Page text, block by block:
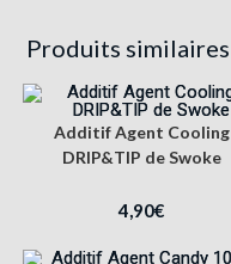
Produits similaires
Additif Agent Cooling
DRIP&TIP de Swoke
4,90€